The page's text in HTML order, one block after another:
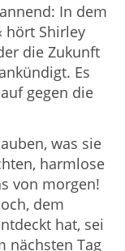
In dem
hört Shirley
die Zukunft
Es
gegen die
was sie
harmlose
von morgen!
dem
hat, sei
nächsten Tag